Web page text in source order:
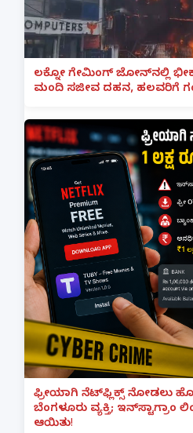
ಲಕ್ನೋ ಗೇಮಿಂಗ್ ಜೋನ್‌ನಲ್ಲಿ
ಮಂದಿ ಸಜೀವ ದಹನ, ಹಲವರಿಗೆ
ಫ್ರೀಯಾಗಿ ನೆಟ್‌ಫ್ಲಿಕ್ಸ್ ನೋಡಲು
ಬೆಂಗಳೂರು ವ್ಯಕ್ತಿ; ಇನ್‌ಸ್ಟಾಗ್ರಾಂ
ಆಯಿತು!